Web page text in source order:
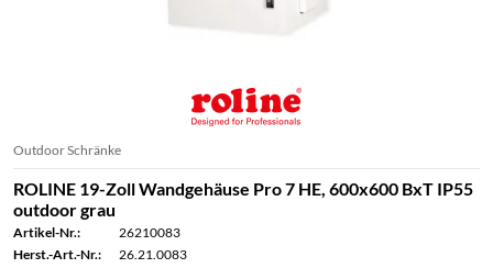
Outdoor Schränke
ROLINE 19-Zoll Wandgehäuse Pro 7 HE, 600x600 BxT IP55
outdoor grau
Artikel-Nr.:
26210083
Herst.-Art.-Nr.:
26.21.0083